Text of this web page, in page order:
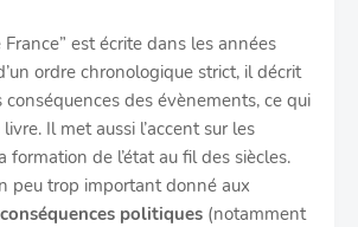
France” est écrite dans les années
ordre chronologique strict, il décrit
conséquences des évènements, ce qui
Il met aussi l’accent sur les
formation de l’état au fil des siècles.
peu trop important donné aux
politiques (notamment